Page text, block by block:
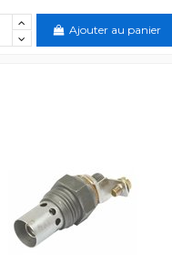
Ajouter au panier